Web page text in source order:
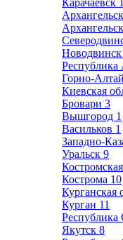
Карачаевск 1
Архангельск
Новодвинск
Республика
Горно-
Киевская
Бровари 3
Вышгород 1
Васильков 1
Западно-
Уральск 9
Кострома 10
Курганская
Курган 11
Республика
Якутск 8